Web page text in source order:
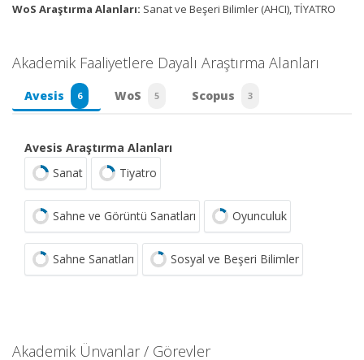
WoS Araştırma Alanları: Sanat ve Beşeri Bilimler (AHCI), TİYATRO
Akademik Faaliyetlere Dayalı Araştırma Alanları
Avesis 6 WoS 5 Scopus 3
Avesis Araştırma Alanları
Sanat
Tiyatro
Sahne ve Görüntü Sanatları Oyunculuk
Sahne Sanatları Sosyal ve Beşeri Bilimler
Akademik Ünvanlar / Görevler